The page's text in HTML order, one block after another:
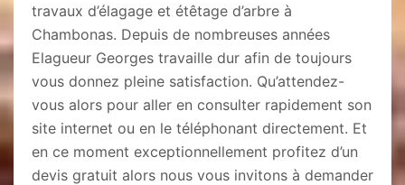
travaux d’élagage et étêtage d’arbre à
Chambonas. Depuis de nombreuses années
Elagueur Georges travaille dur afin de toujours
vous donnez pleine satisfaction. Qu’attendez-
vous alors pour aller en consulter rapidement son
site internet ou en le téléphonant directement. Et
en ce moment exceptionnellement profitez d’un
devis gratuit alors nous vous invitons à demander